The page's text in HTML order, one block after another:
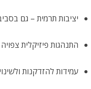
יציבות תרמית – גם
התנהגות פיזיקלית
עמידות להזדקנות